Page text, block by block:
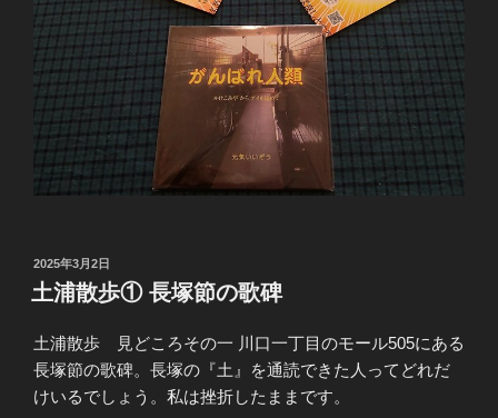
投
稿
日:
2025年3月2日
土浦散歩① 長塚節の歌碑
土浦散歩 見どころその一 川口一丁目のモール505にある
長塚節の歌碑。長塚の『土』を通読できた人ってどれだ
けいるでしょう。私は挫折したままです。